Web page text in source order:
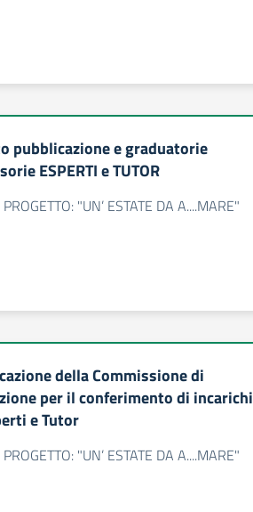
pubblicazione e graduatorie
ESPERTI e TUTOR
"UN’ ESTATE DA A....MARE"
della Commissione di
per il conferimento di incarichi
e Tutor
"UN’ ESTATE DA A....MARE"